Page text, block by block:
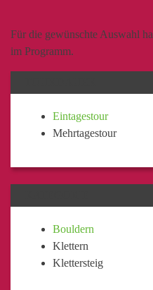
Für die gewünschte Auswahl
im Programm.
Eintagestour
Mehrtagestour
Bouldern
Klettern
Klettersteig